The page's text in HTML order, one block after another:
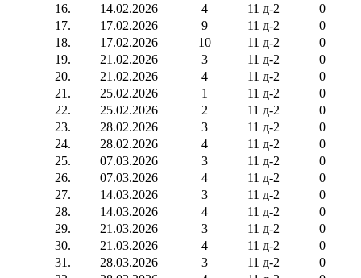
16.
14.02.2026 4 11 д-2
0
17.
17.02.2026 9 11 д-2
0
18.
17.02.2026 10 11 д-2
0
19.
21.02.2026 3 11 д-2
0
20.
21.02.2026 4 11 д-2
0
21.
25.02.2026 1 11 д-2
0
22.
25.02.2026 2 11 д-2
0
23.
28.02.2026 3 11 д-2
0
24.
28.02.2026 4 11 д-2
0
25.
07.03.2026 3 11 д-2
0
26.
07.03.2026 4 11 д-2
0
27.
14.03.2026 3 11 д-2
0
28.
14.03.2026 4 11 д-2
0
29.
21.03.2026 3 11 д-2
0
30.
21.03.2026 4 11 д-2
0
31.
28.03.2026 3 11 д-2
0